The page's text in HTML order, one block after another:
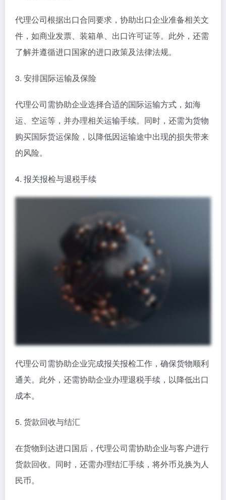
代理公司根据出口合同要求，协助出口企业准备相关文
件，如商业发票、装箱单、出口许可证等。此外，还需
了解并遵循进口国家的进口政策及法律法规。
3. 安排国际运输及保险
代理公司需协助企业选择合适的国际运输方式，如海
运、空运等，并办理相关运输手续。同时，还需为货物
购买国际货运保险，以降低因运输途中出现的损失带来
的风险。
4. 报关报检与退税手续
代理公司需协助企业完成报关报检工作，确保货物顺利
通关。此外，还需协助企业办理退税手续，以降低出口
成本。
5. 货款回收与结汇
在货物到达进口国后，代理公司需协助企业与客户进行
货款回收。同时，还需办理结汇手续，将外币兑换为人
民币。